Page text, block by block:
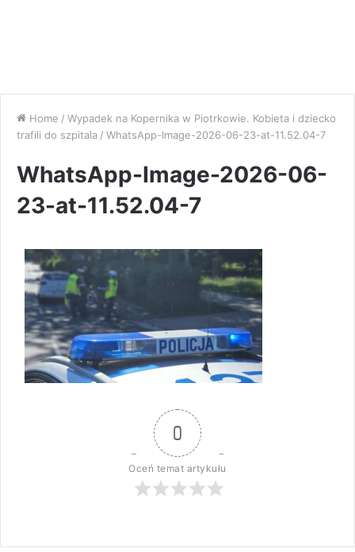
Home / Wypadek na Kopernika w Piotrkowie. Kobieta i dziecko
trafili do szpitala / WhatsApp-Image-2026-06-23-at-11.52.04-7
WhatsApp-Image-2026-06-
23-at-11.52.04-7
0
Oceń temat artykułu